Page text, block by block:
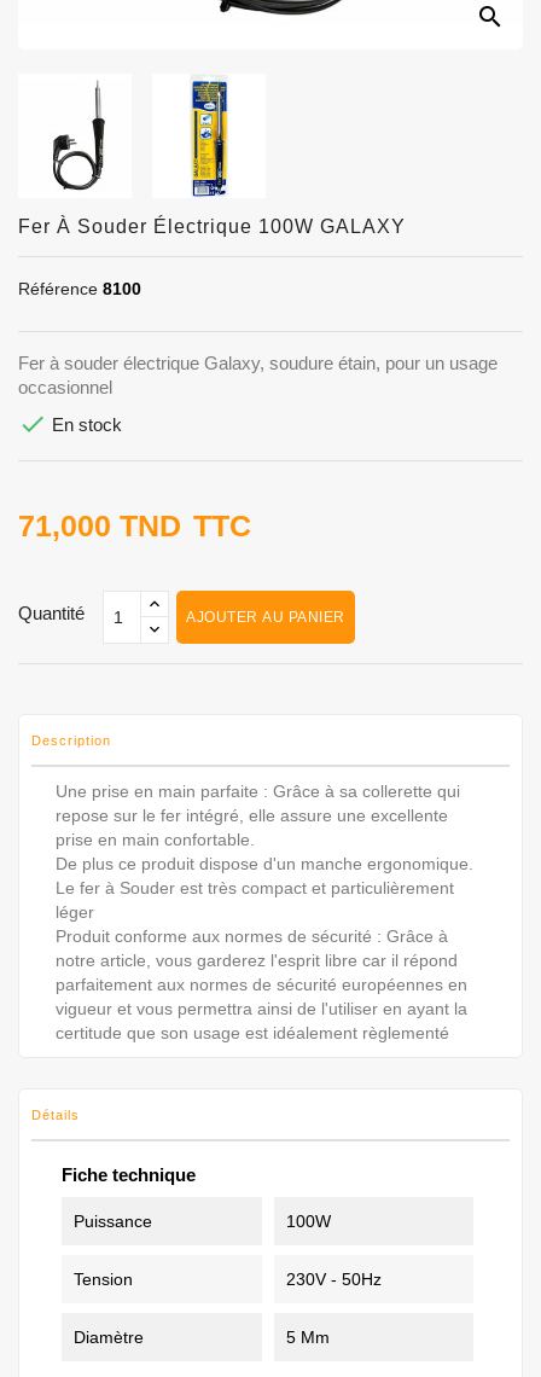
search
Fer À Souder Électrique 100W GALAXY
Référence 8100
Fer à souder électrique Galaxy, soudure étain, pour un usage
occasionnel
 En stock
71,000 TND TTC
Quantité AJOUTER AU PANIER
Description
Une prise en main parfaite : Grâce à sa collerette qui
repose sur le fer intégré, elle assure une excellente
prise en main confortable.
De plus ce produit dispose d'un manche ergonomique.
Le fer à Souder est très compact et particulièrement
léger
Produit conforme aux normes de sécurité : Grâce à
notre article, vous garderez l'esprit libre car il répond
parfaitement aux normes de sécurité européennes en
vigueur et vous permettra ainsi de l'utiliser en ayant la
certitude que son usage est idéalement règlementé
Détails
Fiche technique
Puissance 100W
Tension 230V - 50Hz
Diamètre 5 Mm